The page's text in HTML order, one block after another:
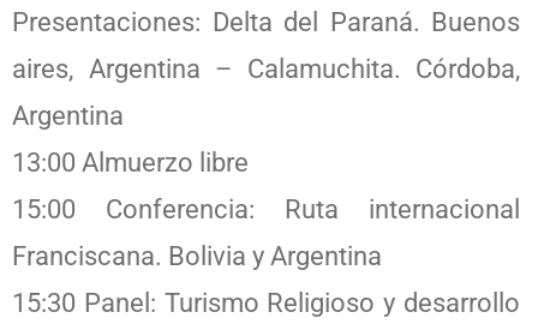
Presentaciones: Delta del Paraná. Buenos
aires, Argentina – Calamuchita. Córdoba,
Argentina
13:00 Almuerzo libre
15:00 Conferencia: Ruta internacional
Franciscana. Bolivia y Argentina
15:30 Panel: Turismo Religioso y desarrollo